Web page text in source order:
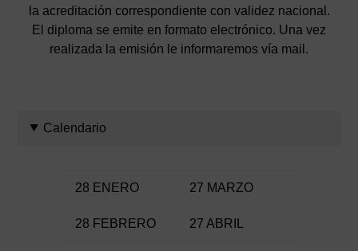
la acreditación correspondiente con validez nacional.
El diploma se emite en formato electrónico. Una vez
realizada la emisión le informaremos vía mail.
Calendario
28 ENERO 27 MARZO
28 FEBRERO 27 ABRIL